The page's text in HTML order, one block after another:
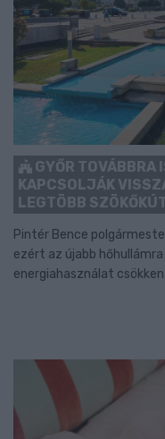
GYŐR TOVÁBBRA
KAPCSOLJÁK
LEGTÖBB
Pintér Bence
ezért az újabb
energiahasználat